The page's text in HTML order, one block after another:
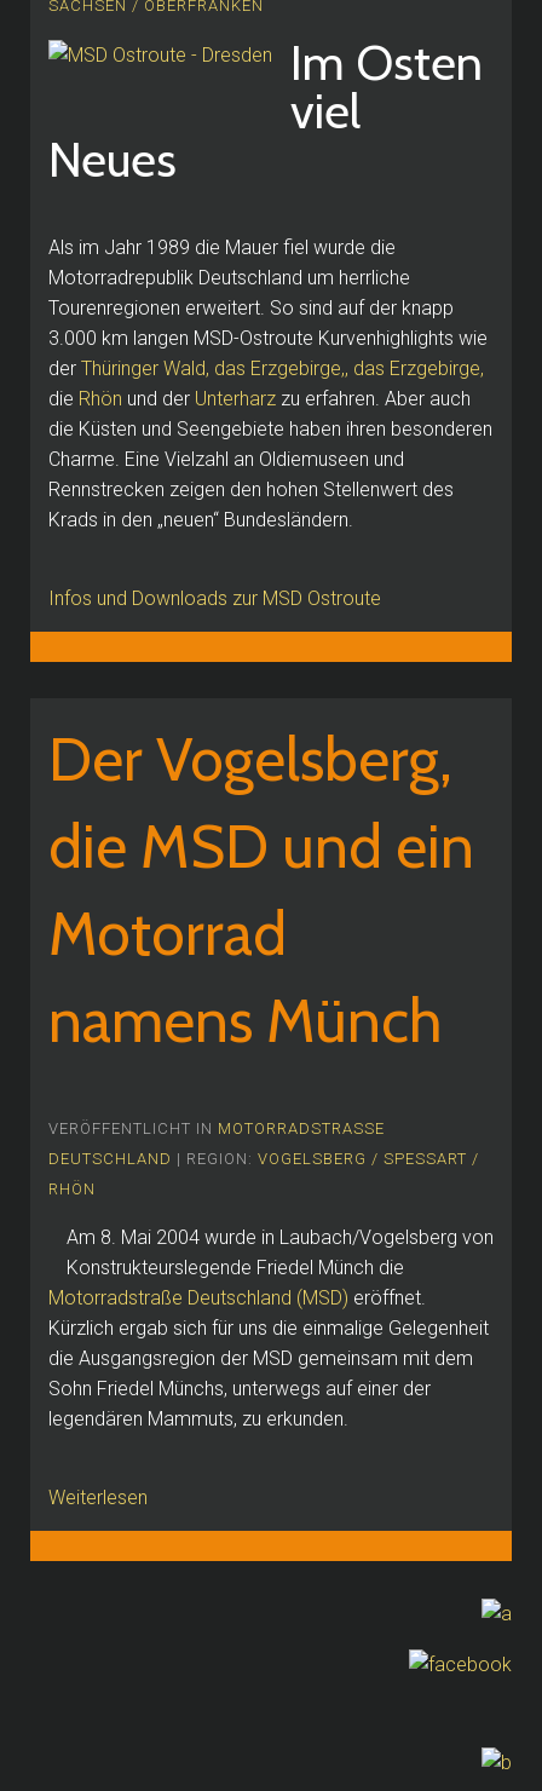
SACHSEN / OBERFRANKEN
Im Osten
viel
Neues
Als im Jahr 1989 die Mauer fiel wurde die
Motorradrepublik Deutschland um herrliche
Tourenregionen erweitert. So sind auf der knapp
3.000 km langen MSD-Ostroute Kurvenhighlights wie
der Thüringer Wald, das Erzgebirge,, das Erzgebirge,
die Rhön und der Unterharz zu erfahren. Aber auch
die Küsten und Seengebiete haben ihren besonderen
Charme. Eine Vielzahl an Oldiemuseen und
Rennstrecken zeigen den hohen Stellenwert des
Krads in den „neuen“ Bundesländern.
Infos und Downloads zur MSD Ostroute
Der Vogelsberg,
die MSD und ein
Motorrad
namens Münch
VERÖFFENTLICHT IN MOTORRADSTRASSE
DEUTSCHLAND | REGION: VOGELSBERG / SPESSART /
RHÖN
Am 8. Mai 2004 wurde in Laubach/Vogelsberg von
Konstrukteurslegende Friedel Münch die
Motorradstraße Deutschland (MSD) eröffnet.
Kürzlich ergab sich für uns die einmalige Gelegenheit
die Ausgangsregion der MSD gemeinsam mit dem
Sohn Friedel Münchs, unterwegs auf einer der
legendären Mammuts, zu erkunden.
Weiterlesen